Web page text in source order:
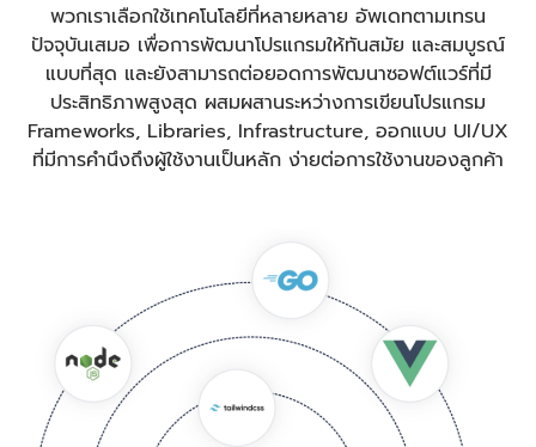
พวกเราเลือกใช้เทคโนโลยีที่หลายหลาย อัพเดทตามเทรน
ปัจจุบันเสมอ เพื่อการพัฒนาโปรแกรมให้ทันสมัย และสมบูรณ์
แบบที่สุด และยังสามารถต่อยอดการพัฒนาซอฟต์แวร์ที่มี
ประสิทธิภาพสูงสุด ผสมผสานระหว่างการเขียนโปรแกรม
Frameworks, Libraries, Infrastructure, ออกแบบ UI/UX
ที่มีการคำนึงถึงผู้ใช้งานเป็นหลัก ง่ายต่อการใช้งานของลูกค้า